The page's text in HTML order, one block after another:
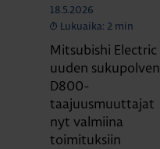
18.5.2026
Lukuaika: 2 min
Mitsubishi Electric
uuden sukupolven
D800-
taajuusmuuttajat
nyt valmiina
toimituksiin